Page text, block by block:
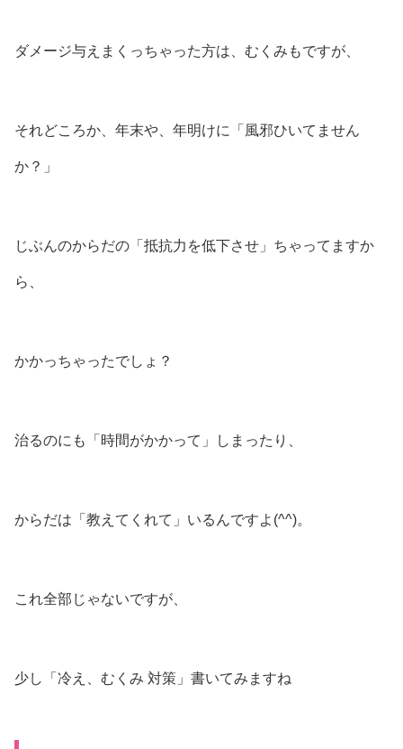
ダメージ与えまくっちゃった方は、むくみもですが、
それどころか、年末や、年明けに「風邪ひいてません
か？」
じぶんのからだの「抵抗力を低下させ」ちゃってますか
ら、
かかっちゃったでしょ？
治るのにも「時間がかかって」しまったり、
からだは「教えてくれて」いるんですよ(⁠^⁠^⁠)。
これ全部じゃないですが、
少し「冷え、むくみ 対策」書いてみますね